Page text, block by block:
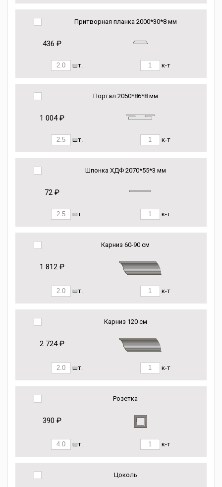
Притворная планка 2000*30*8 мм
436 ₽
шт. к-т
Портал 2050*86*8 мм
1 004 ₽
шт. к-т
Шпонка ХДФ 2070*55*3 мм
72 ₽
шт. к-т
Карниз 60-90 см
1 812 ₽
шт. к-т
Карниз 120 см
2 724 ₽
шт. к-т
Розетка
390 ₽
шт. к-т
Цоколь